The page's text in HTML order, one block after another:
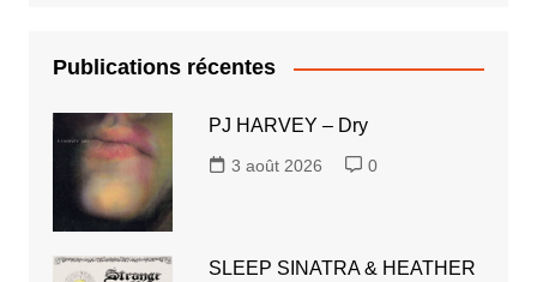
Publications récentes
PJ HARVEY – Dry
3 août 2026 0
SLEEP SINATRA & HEATHER